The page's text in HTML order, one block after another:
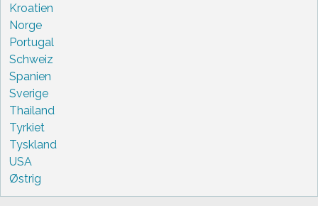
Kroatien
Norge
Portugal
Schweiz
Spanien
Sverige
Thailand
Tyrkiet
Tyskland
USA
Østrig